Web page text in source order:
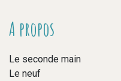
A propos
Le seconde main
Le neuf